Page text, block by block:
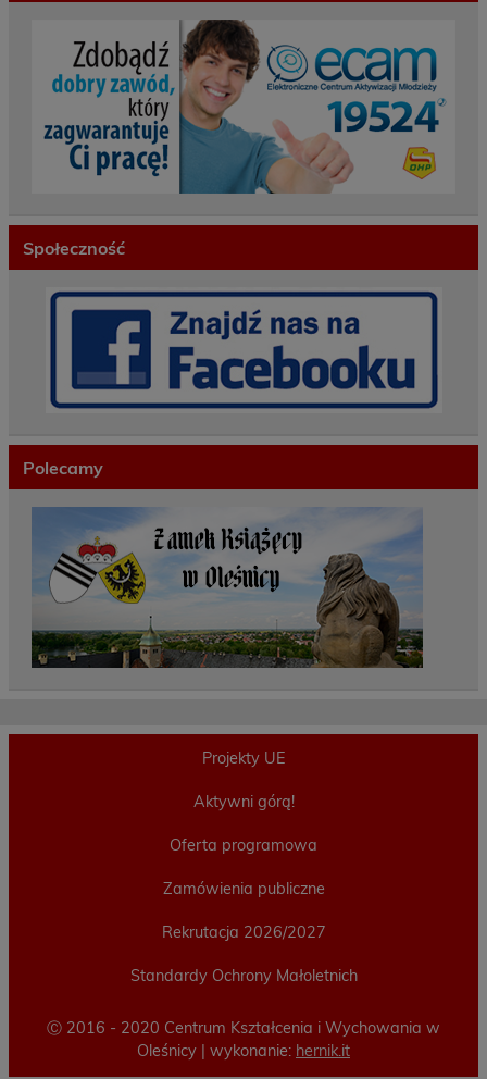
Społeczność
Polecamy
Projekty UE
Aktywni górą!
Oferta programowa
Zamówienia publiczne
Rekrutacja 2026/2027
Standardy Ochrony Małoletnich
Ⓒ 2016 - 2020 Centrum Kształcenia i Wychowania w
Oleśnicy | wykonanie: hernik.it